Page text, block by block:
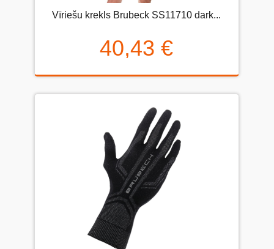
Vīriešu krekls Brubeck SS11710 dark...
40,43 €